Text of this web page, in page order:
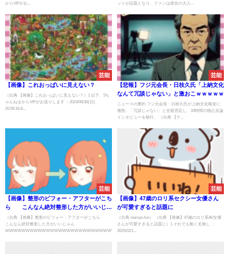
からVIPがお...
ットが話題となり、ファンは彼女の大人...
芸能
【画像】これおっぱいに見えない？
（出典 【画像】これおっぱいに見えない？）1 以下、5ち
ゃんねるからVIPがお送りします ：2024/06/30(日)
20:59:16.8...
芸能
【悲報】フジ元会長・日枝久氏「上納文化
なんて冗談じゃない」と激おこｗｗｗｗｗ
ニュースの要約 フジ元会長・日枝久氏が上納文化報道に
激怒。「冗談じゃない」と全面否定し、10時間の独占反論
インタビューを敢行。 （出典 【テ...
芸能
【画像】整形のビフォー・アフターがこち
ら こんなん絶対整形した方がいいじゃ
ん
WWWWWWWWWWWWWWWWWWWWWWWWWWW
（出典 【画像】整形のビフォー・アフターがこちら
こんなん絶対整形した方がいいじゃん
WWWWWWWWWWWWWWWWWWWWWWWWWWW...
芸能
【画像】47歳のロリ系セクシー女優さん
が可愛すぎると話題に
（出典 stampo.fun） （出典 【画像】47歳のロリ系AV女優
さんが可愛すぎると話題に）1 それでも動く名無し ：
2025/02/1...